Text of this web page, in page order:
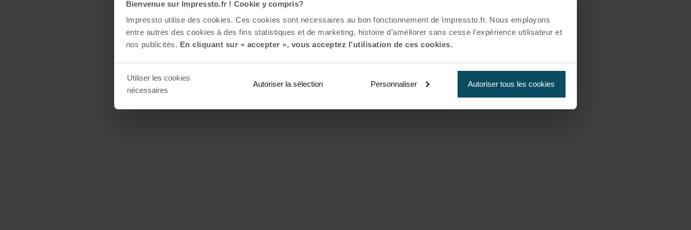
Bienvenue sur Impressto.fr ! Cookie y compris?
Impressto utilise des cookies. Ces cookies sont nécessaires au bon fonctionnement de Impressto.fr. Nous employons
entre autres des cookies à des fins statistiques et de marketing, histoire d’améliorer sans cesse l’expérience utilisateur et
nos publicités. En cliquant sur « accepter », vous acceptez l’utilisation de ces cookies.
Utiliser les cookies
nécessaires
Autoriser la sélection Personnaliser Autoriser tous les cookies